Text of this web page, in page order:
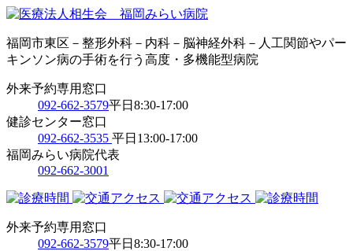
福岡市東区－整形外科－内科－脳神経外科－人工関節やパー
キンソン病の手術を行う高度・多機能型病院
外来予約専用窓口
092-662-3579平日8:30-17:00
健診センター窓口
092-662-3535 平日13:00-17:00
福岡みらい病院代表
092-662-3001
外来予約専用窓口
092-662-3579平日8:30-17:00